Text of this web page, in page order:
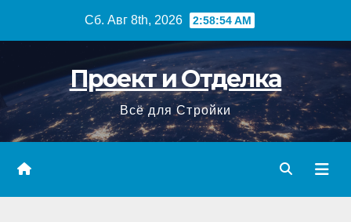
Сб. Авг 8th, 2026 2:58:54 AM
Проект и Отделка
Всё для Стройки